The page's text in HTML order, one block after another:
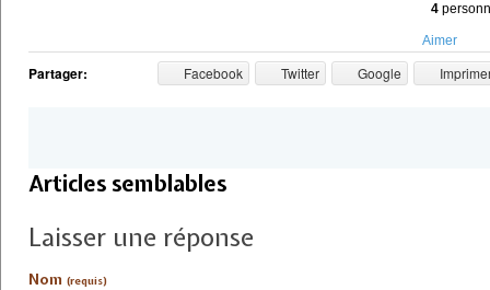
4
Aimer
Partager: Facebook Twitter Google
Articles semblables
Laisser une réponse
Nom (requis)